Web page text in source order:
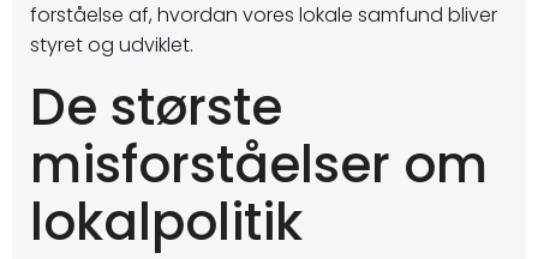
forståelse af, hvordan vores lokale samfund bliver
styret og udviklet.
De største
misforståelser om
lokalpolitik